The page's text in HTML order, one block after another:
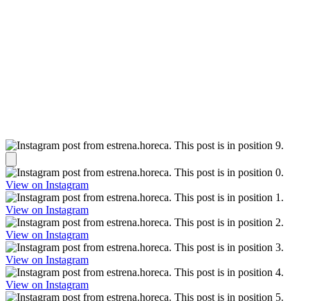
View on Instagram
View on Instagram
View on Instagram
View on Instagram
View on Instagram